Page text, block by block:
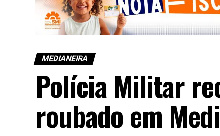
MEDIANEIRA
Polícia Militar
roubado em